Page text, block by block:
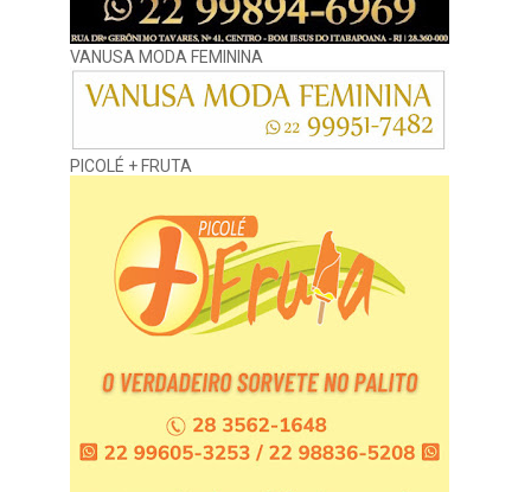
VANUSA MODA FEMININA
PICOLÉ + FRUTA